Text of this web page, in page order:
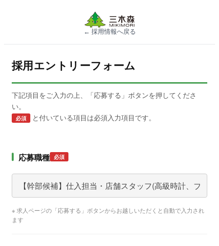
← 採用情報へ戻る
採用エントリーフォーム
下記項目をご入力の上、「応募する」ボタンを押してくださ
い。
必須 と付いている項目は必須入力項目です。
応募職種 必須
※ 求人ページの「応募する」ボタンからお越しいただくと自動で入力され
ます